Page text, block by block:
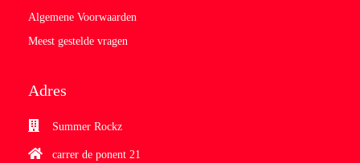
Algemene Voorwaarden
Meest gestelde vragen
Adres
Summer Rockz
carrer de ponent 21